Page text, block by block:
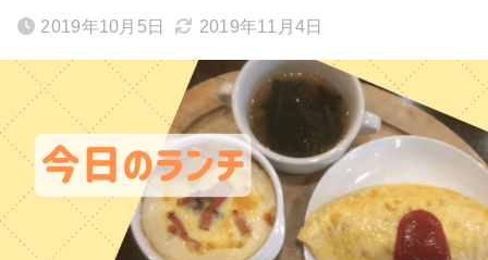
2019年10月5日 2019年11月4日